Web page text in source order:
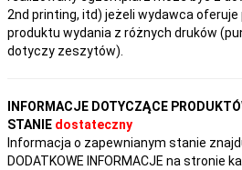
2nd printing, itd) jeżeli wydawca oferuje
produktu wydania z różnych druków
dotyczy zeszytów).
INFORMACJE DOTYCZĄCE
STANIE dostateczny
Informacja o zapewnianym stanie
DODATKOWE INFORMACJE na stronie